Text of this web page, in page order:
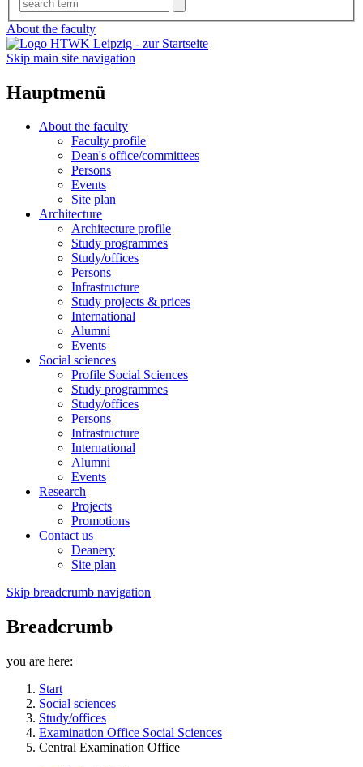
About the faculty
Skip main site navigation
Hauptmenü
About the faculty
Faculty profile
Dean's office/committees
Persons
Events
Site plan
Architecture
Architecture profile
Study programmes
Study/offices
Persons
Infrastructure
Study projects & prices
International
Alumni
Events
Social sciences
Profile Social Sciences
Study programmes
Study/offices
Persons
Infrastructure
International
Alumni
Events
Research
Projects
Promotions
Contact us
Deanery
Site plan
Skip breadcrumb navigation
Breadcrumb
you are here:
Start
Social sciences
Study/offices
Examination Office Social Sciences
Central Examination Office